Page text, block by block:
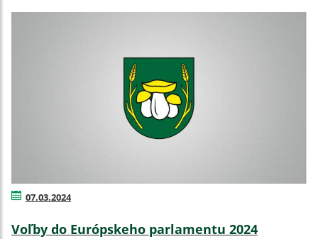
07.03.2024
Voľby do Európskeho parlamentu 2024